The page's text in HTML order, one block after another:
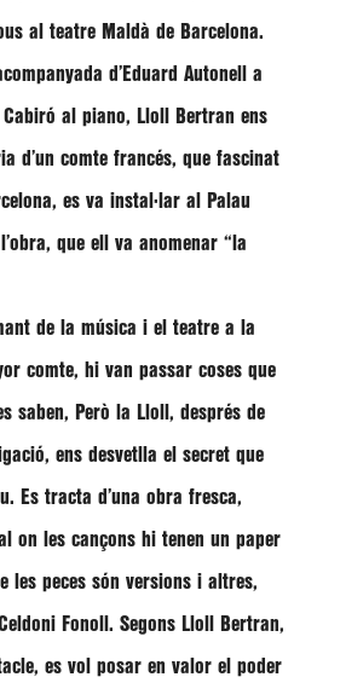
al teatre Maldà de Barcelona.
d’ Eduard Autonell a
Cabiró al piano, Lloll Bertran ens
d’un comte francés, que fascinat
es va instal·lar al Palau
que ell va anomenar “la
de la música i el teatre a la
comte, hi van passar coses que
saben, Però la Lloll , després de
ens desvetlla el secret que
Es tracta d’una obra fresca,
on les cançons hi tenen un paper
les peces són versions i altres,
Fonoll . Segons Lloll Bertran,
es vol posar en valor el poder